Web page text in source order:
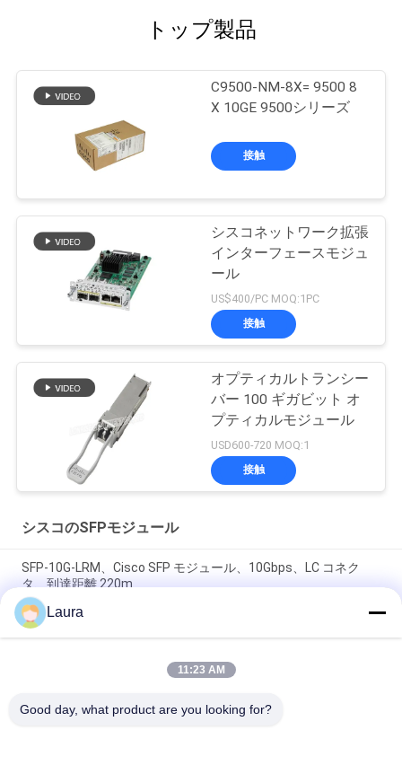
トップ製品
C9500-NM-8X= 9500 8
X 10GE 9500シリーズ
接触
シスコネットワーク拡張
インターフェースモジュ
ール
US$400/PC MOQ:1PC
接触
オプティカルトランシー
バー 100 ギガビット オ
プティカルモジュール
USD600-720 MOQ:1
接触
シスコのSFPモジュール
SFP-10G-LRM、Cisco SFP モジュール、10Gbps、LC コネク
タ、到達距離 220m
SFP-10G-SR Cisco 互換 SFP+ モジュール | 10GBASE-SR 850nm
MMF トランシーバー
SFP-10G-SR-S、Cisco SFP+ トランシーバー、
Laura
11:23 AM
Good day, what product are you looking for?